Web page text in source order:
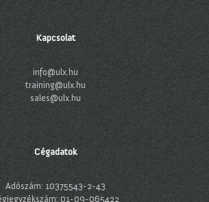
Kapcsolat
info@ulx.hu
training@ulx.hu
sales@ulx.hu
Cégadatok
Adószám: 10375543-2-43
01-09-065422